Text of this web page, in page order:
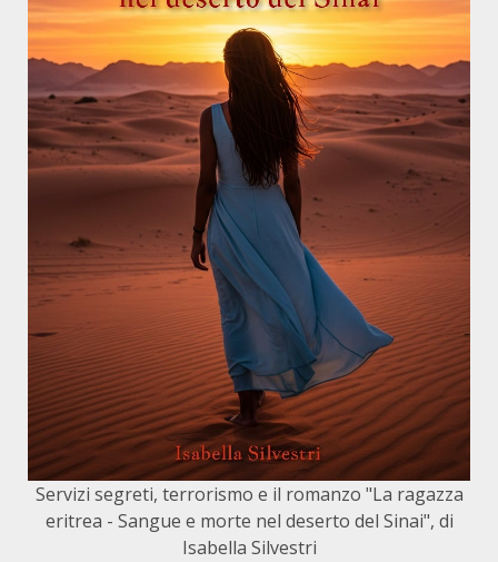
Servizi segreti, terrorismo e il romanzo "La ragazza
eritrea - Sangue e morte nel deserto del Sinai", di
Isabella Silvestri